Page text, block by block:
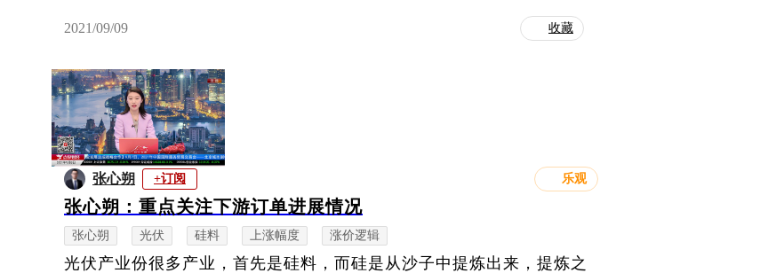
2021/09/09 收藏
张心朔 +订阅 乐观
张心朔：重点关注下游订单进展情况
张心朔 光伏 硅料 上涨幅度 涨价逻辑
光伏产业份很多产业，首先是硅料，而硅是从沙子中提炼出来，提炼之